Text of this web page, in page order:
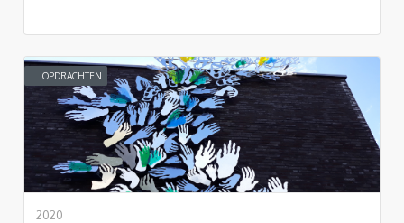
OPDRACHTEN
2020